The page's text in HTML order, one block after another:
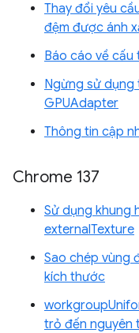
Thay đổi yêu
đệm được ánh
Báo cáo về cấu
Ngừng sử dụng
GPUAdapter
Thông tin cập
Chrome 137
Sử dụng khung
externalTexture
Sao chép vùng
kích thước
trỏ đến nguyên